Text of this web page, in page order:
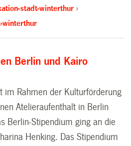
stadt-winterthur
winterthur
Berlin und Kairo
im Rahmen der Kulturförderung
Atelieraufenthalt in Berlin
Berlin-Stipendium ging an die
Henking. Das Stipendium